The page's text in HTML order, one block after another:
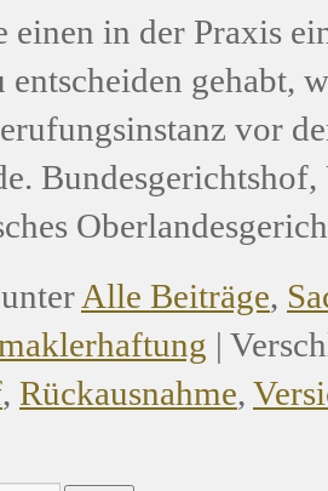
einen in der Praxis
entscheiden gehabt,
vor
Alle Beiträge,
|
, Rückausnahme,